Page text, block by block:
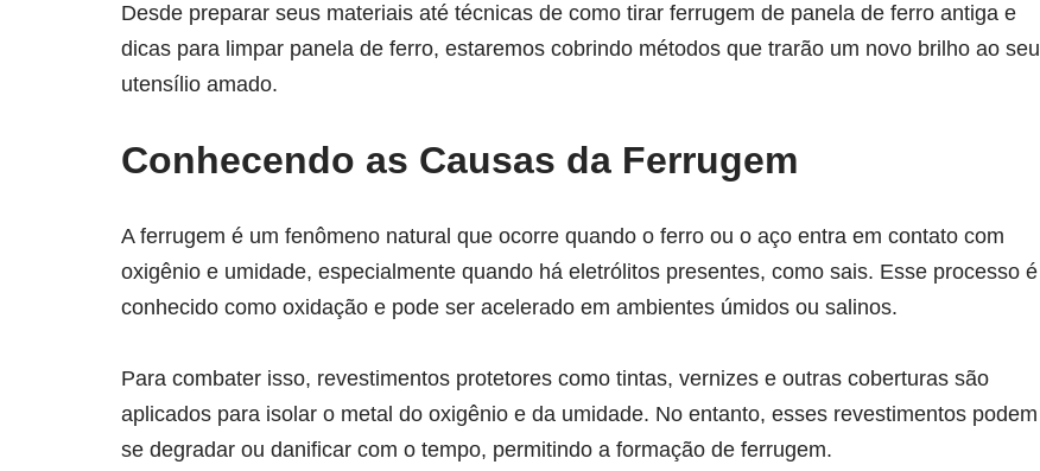
Desde preparar seus materiais até técnicas de como tirar ferrugem de panela de ferro antiga e
dicas para limpar panela de ferro, estaremos cobrindo métodos que trarão um novo brilho ao seu
utensílio amado.
Conhecendo as Causas da Ferrugem
A ferrugem é um fenômeno natural que ocorre quando o ferro ou o aço entra em contato com
oxigênio e umidade, especialmente quando há eletrólitos presentes, como sais. Esse processo é
conhecido como oxidação e pode ser acelerado em ambientes úmidos ou salinos.
Para combater isso, revestimentos protetores como tintas, vernizes e outras coberturas são
aplicados para isolar o metal do oxigênio e da umidade. No entanto, esses revestimentos podem
se degradar ou danificar com o tempo, permitindo a formação de ferrugem.